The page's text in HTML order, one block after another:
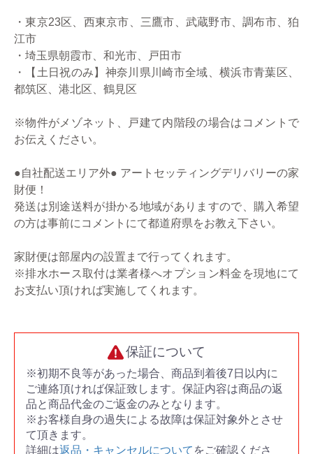
・東京23区、西東京市、三鷹市、武蔵野市、調布市、狛
江市
・埼玉県朝霞市、和光市、戸田市
・【土日祝のみ】神奈川県川崎市全域、横浜市青葉区、
都筑区、港北区、鶴見区
※物件がメゾネット、戸建て内階段の場合はコメントで
お伝えください。
●自社配送エリア外● アートセッティングデリバリーの家
財便！
発送は別途送料が掛かる地域がありますので、購入希望
の方は事前にコメントにて都道府県をお教え下さい。
家財便は部屋内の設置まで行ってくれます。
※排水ホース取付は業者様へオプション料金を現地にて
お支払い頂ければ実施してくれます。
保証について
※初期不良等があった場合、商品到着後7日以内に
ご連絡頂ければ保証致します。保証内容は商品の返
品と商品代金のご返金のみとなります。
※お客様自身の過失による故障は保証対象外とさせ
て頂きます。
詳細は返品・キャンセルについて をご確認くださ